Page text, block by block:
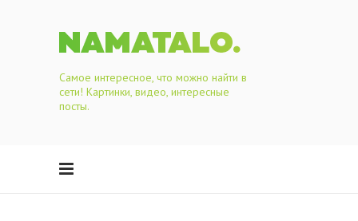
Самое интересное, что можно найти в
сети! Картинки, видео, интересные
посты.